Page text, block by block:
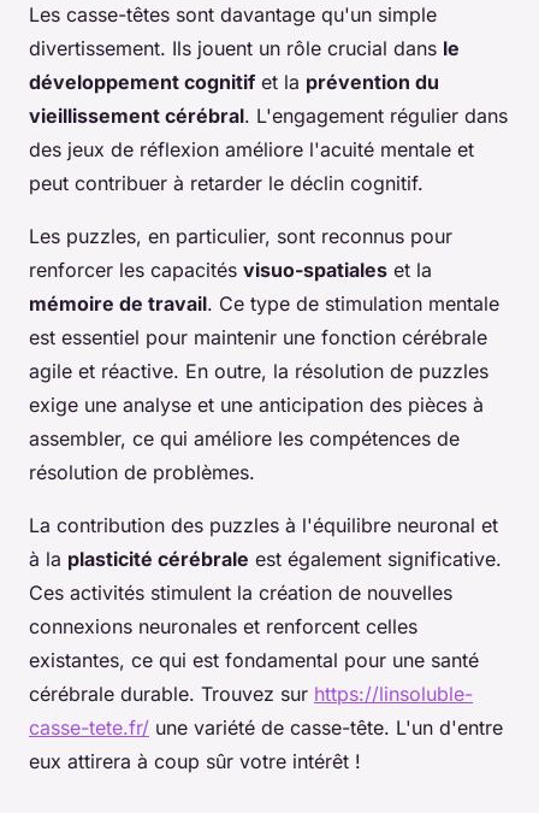
Les casse-têtes sont davantage qu'un simple
divertissement. Ils jouent un rôle crucial dans le
développement cognitif et la prévention du
vieillissement cérébral. L'engagement régulier dans
des jeux de réflexion améliore l'acuité mentale et
peut contribuer à retarder le déclin cognitif.
Les puzzles, en particulier, sont reconnus pour
renforcer les capacités visuo-spatiales et la
mémoire de travail. Ce type de stimulation mentale
est essentiel pour maintenir une fonction cérébrale
agile et réactive. En outre, la résolution de puzzles
exige une analyse et une anticipation des pièces à
assembler, ce qui améliore les compétences de
résolution de problèmes.
La contribution des puzzles à l'équilibre neuronal et
à la plasticité cérébrale est également significative.
Ces activités stimulent la création de nouvelles
connexions neuronales et renforcent celles
existantes, ce qui est fondamental pour une santé
cérébrale durable. Trouvez sur https://linsoluble-
casse-tete.fr/ une variété de casse-tête. L'un d'entre
eux attirera à coup sûr votre intérêt !